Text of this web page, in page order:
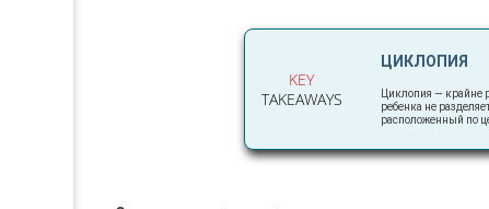
KEY
TAKEAWAYS
ЦИКЛОПИЯ
Циклопия — крайне
ребенка не
расположенный по